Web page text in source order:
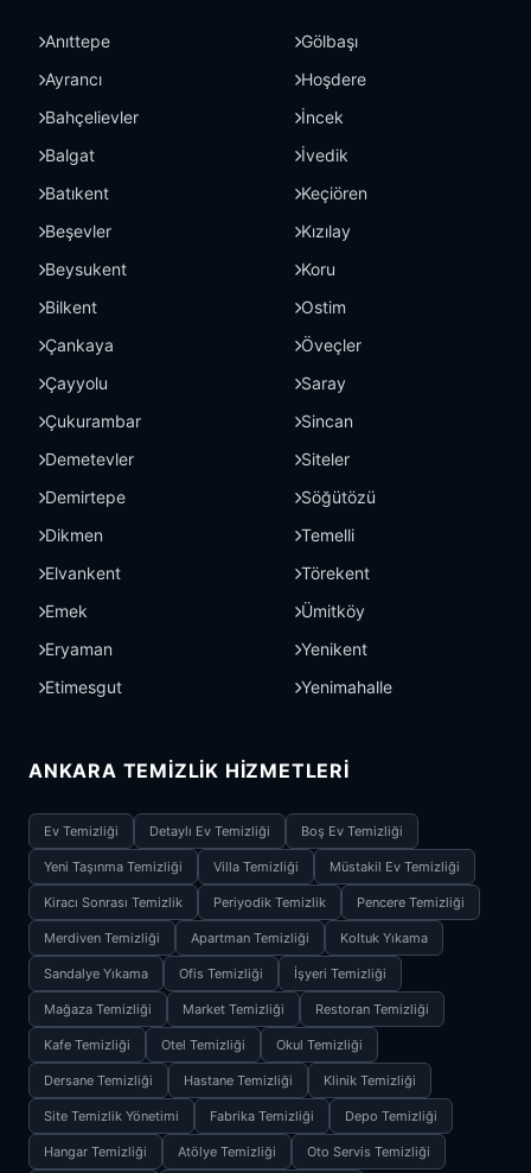
Anıttepe
Ayrancı
Bahçelievler
Balgat
Batıkent
Beşevler
Beysukent
Bilkent
Çankaya
Çayyolu
Çukurambar
Demetevler
Demirtepe
Dikmen
Elvankent
Emek
Eryaman
Etimesgut
Gölbaşı
Hoşdere
İncek
İvedik
Keçiören
Kızılay
Koru
Ostim
Öveçler
Saray
Sincan
Siteler
Söğütözü
Temelli
Törekent
Ümitköy
Yenikent
Yenimahalle
ANKARA TEMIZLIK HIZMETLERI
Ev Temizliği Detaylı Ev Temizliği Boş Ev Temizliği
Yeni Taşınma Temizliği Villa Temizliği Müstakil Ev Temizliği
Kiracı Sonrası Temizlik Periyodik Temizlik Pencere Temizliği
Merdiven Temizliği Apartman Temizliği Koltuk Yıkama
Sandalye Yıkama Ofis Temizliği İşyeri Temizliği
Mağaza Temizliği Market Temizliği Restoran Temizliği
Kafe Temizliği Otel Temizliği Okul Temizliği
Dersane Temizliği Hastane Temizliği Klinik Temizliği
Site Temizlik Yönetimi Fabrika Temizliği Depo Temizliği
Hangar Temizliği Atölye Temizliği Oto Servis Temizliği